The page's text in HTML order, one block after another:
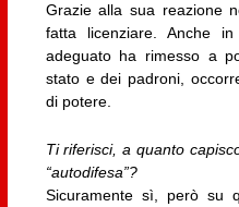
Grazie alla sua reazione
fatta licenziare. Anche
adeguato ha rimesso a
stato e dei padroni,
di potere.
Ti riferisci, a quanto
“autodifesa”?
Sicuramente sì, però su